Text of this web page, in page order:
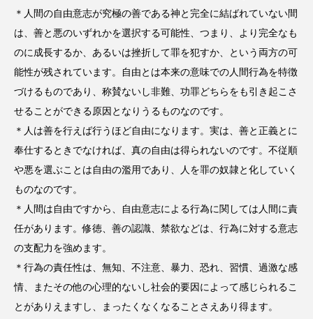
＊人間の自由意志が究極の善である神と完全に結ばれていない間
は、善と悪のいずれかを選択する可能性、つまり、より完全なも
のに成長するか、あるいは挫折して罪を犯すか、という両方の可
能性が残されています。自由とは本来の意味での人間行為を特徴
づけるものであり、称賛ないし非難、功罪どちらをも引き起こさ
せることができる原因となりうるものなのです。
＊人は善を行えば行うほど自由になります。実は、善と正義とに
奉仕するときでなければ、真の自由は得られないのです。不従順
や悪を選ぶことは自由の濫用であり、人を罪の奴隷と化していく
ものなのです。
＊人間は自由ですから、自由意志による行為に関しては人間に責
任があります。修徳、善の認識、禁欲などは、行為に対する意志
の支配力を強めます。
＊行為の責任性は、無知、不注意、暴力、恐れ、習慣、過激な感
情、またその他の心理的ないし社会的要因によって感じられるこ
とがありえますし、まったくなくなることさえあり得ます。